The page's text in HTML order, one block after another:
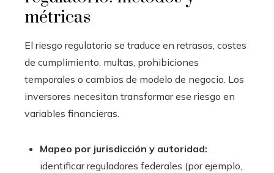
métricas
El riesgo regulatorio se traduce en retrasos, costes
de cumplimiento, multas, prohibiciones
temporales o cambios de modelo de negocio. Los
inversores necesitan transformar ese riesgo en
variables financieras.
Mapeo por jurisdicción y autoridad:
identificar reguladores federales (por ejemplo,